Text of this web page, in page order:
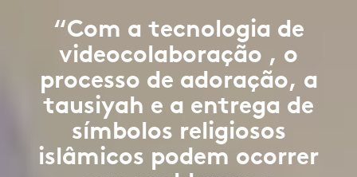
“Com a tecnologia de
videocolaboração , o
processo de adoração, a
tausiyah e a entrega de
símbolos religiosos
islâmicos podem ocorrer